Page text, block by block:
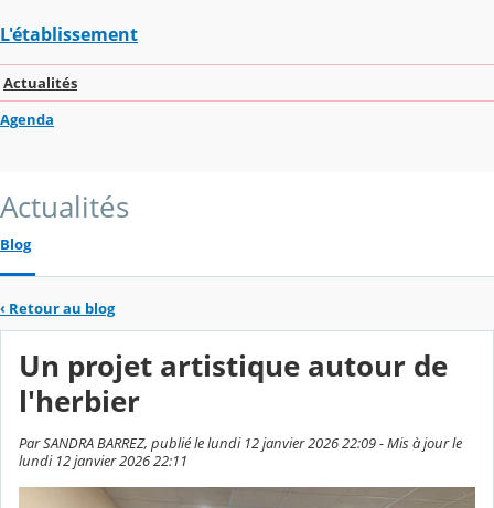
L'établissement
Actualités
Agenda
Actualités
Blog
‹ Retour au blog
Un projet artistique autour de
l'herbier
Par SANDRA BARREZ, publié le lundi 12 janvier 2026 22:09 - Mis à jour le
lundi 12 janvier 2026 22:11